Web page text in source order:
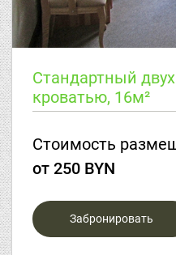
Стандартный
кроватью, 16м²
Стоимость
от 250 BYN
Забронировать